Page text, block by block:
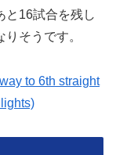
16試合を残し
そうです。
to 6th straight